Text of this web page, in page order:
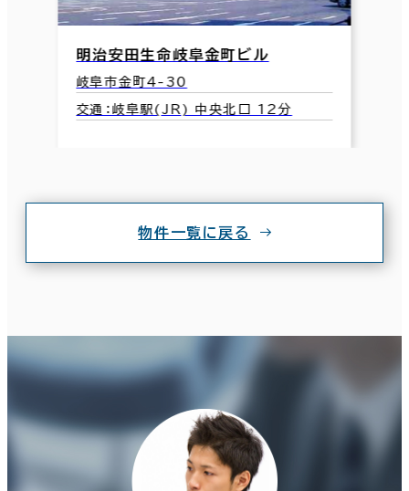
明治安田生命岐阜金町ビル
岐阜市金町4-30
交通：岐阜駅(JR) 中央北口 12分
物件一覧に戻る